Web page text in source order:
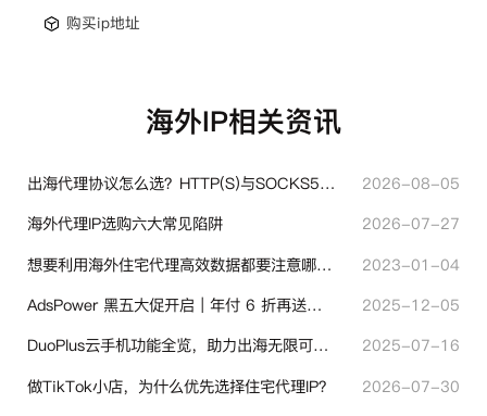
购买ip地址
海外IP相关资讯
出海代理协议怎么选？HTTP(S)与SOCKS5核心差异与选型技巧
2026-08-05
海外代理IP选购六大常见陷阱
2026-07-27
想要利用海外住宅代理高效数据都要注意哪些地方？
2023-01-04
AdsPower 黑五大促开启｜年付 6 折再送半年＋豪礼抽奖
2025-12-05
DuoPlus云手机功能全览，助力出海无限可能！
2025-07-16
做TikTok小店，为什么优先选择住宅代理IP？
2026-07-30